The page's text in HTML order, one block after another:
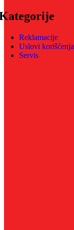
Reklamacije
Uslovi korišćenja
Servis